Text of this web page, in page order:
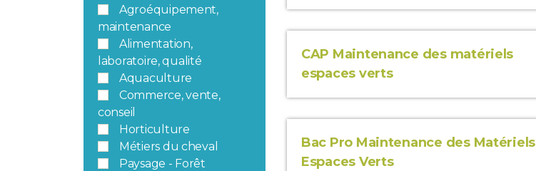
Agroéquipement,
maintenance
Alimentation,
laboratoire, qualité
Aquaculture
Commerce, vente,
conseil
Horticulture
Métiers du cheval
Paysage - Forêt
CAP Maintenance des matériels
espaces verts
Bac Pro Maintenance des Matériels
Espaces Verts